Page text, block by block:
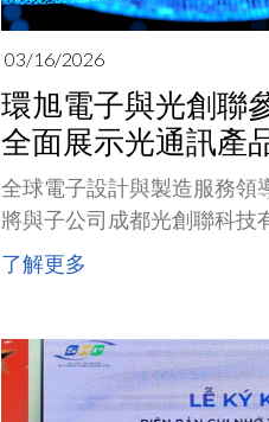
03/16/2026
環旭電子與光創聯
全面展示光通訊產
全球電子設計與製造服務領
將與子公司成都光創聯科技
（EugenLight）攜手參加3
杉磯會議中心‌召開的OFC大
了解更多